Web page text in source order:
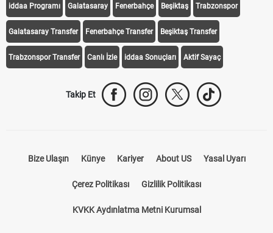
Transfer Haberleri TV'de Bugün Süper Lig Fikstür Süper Lig Haberleri
iddaa Programı Galatasaray Fenerbahçe Beşiktaş Trabzonspor
Galatasaray Transfer Fenerbahçe Transfer Beşiktaş Transfer
Canlı İzle iddaa Sonuçları Aktif Sayaç
Künye Kariyer About US
Çerez Politikası Gizlilik Politikası